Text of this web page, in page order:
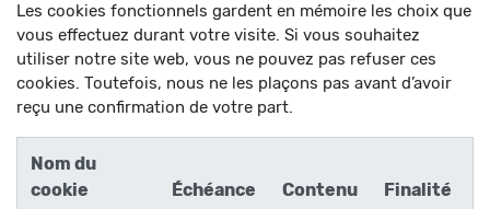
Les cookies fonctionnels gardent en mémoire les choix que
vous effectuez durant votre visite. Si vous souhaitez
utiliser notre site web, vous ne pouvez pas refuser ces
cookies. Toutefois, nous ne les plaçons pas avant d’avoir
reçu une confirmation de votre part.
Nom du
cookie
Échéance Contenu Finalité